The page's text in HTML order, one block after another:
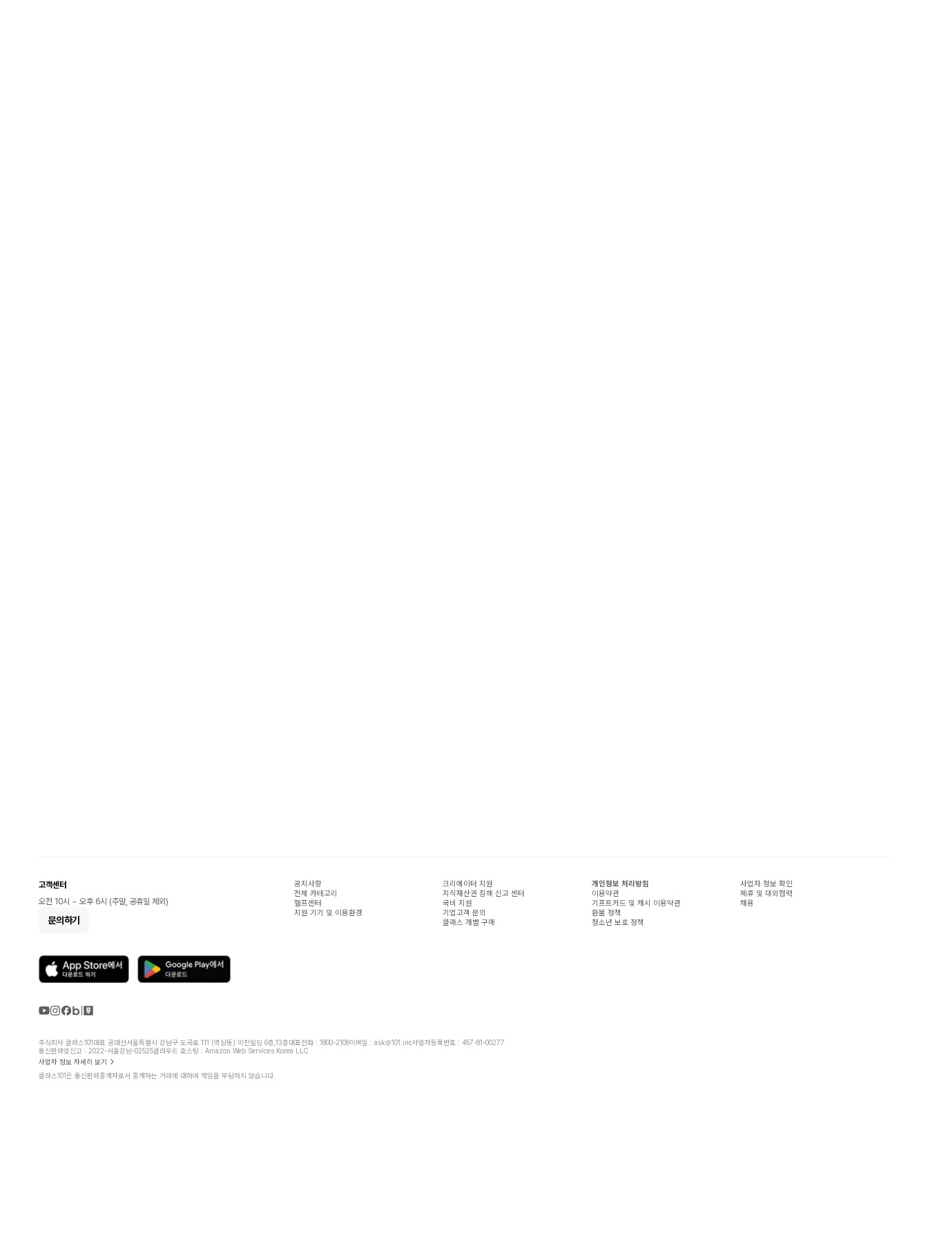
고객센터
오전 10시 ~ 오후 6시 (주말, 공휴일 제외)
문의하기
공지사항
전체 카테고리
헬프센터
지원 기기 및 이용환경
크리에이터 지원
지식재산권 침해 신고 센터
국비 지원
기업고객 문의
클래스 개별 구매
개인정보 처리방침
이용약관
기프트카드 및 캐시 이용약관
환불 정책
청소년 보호 정책
사업자 정보 확인
제휴 및 대외협력
채용
주식회사 클래스101대표 공대선서울특별시 강남구 도곡로 111 (역삼동) 미진빌딩 6층,13층대표전화 : 1800-2109이메일 : ask@101.inc사업자등록번호 : 457-81-00277
통신판매업신고 : 2022-서울강남-02525클라우드 호스팅 : Amazon Web Services Korea LLC
사업자 정보 자세히 보기
클래스101은 통신판매중개자로서 중개하는 거래에 대하여 책임을 부담하지 않습니다.